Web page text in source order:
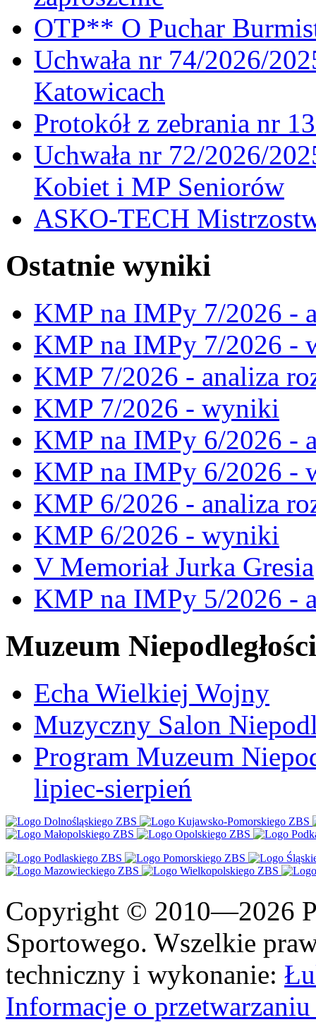
OTP** O Puchar
Uchwała nr 74/2026/
Katowicach
Protokół z zebrania nr
Uchwała nr 72/2026/
Kobiet i MP Seniorów
ASKO-TECH
Ostatnie wyniki
KMP na IMPy 7/2026 -
KMP na IMPy 7/2026 -
KMP 7/2026 - analiza
KMP 7/2026 - wyniki
KMP na IMPy 6/2026 -
KMP na IMPy 6/2026 -
KMP 6/2026 - analiza
KMP 6/2026 - wyniki
V Memoriał Jurka Gresia
KMP na IMPy 5/2026 -
Muzeum Niepodległości
Echa Wielkiej Wojny
Muzyczny Salon
Program Muzeum
lipiec-sierpień
Copyright © 2010—2026
Sportowego. Wszelkie
techniczny i wykonanie:
Informacje o